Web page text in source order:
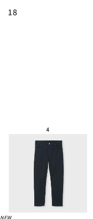
18
NEW